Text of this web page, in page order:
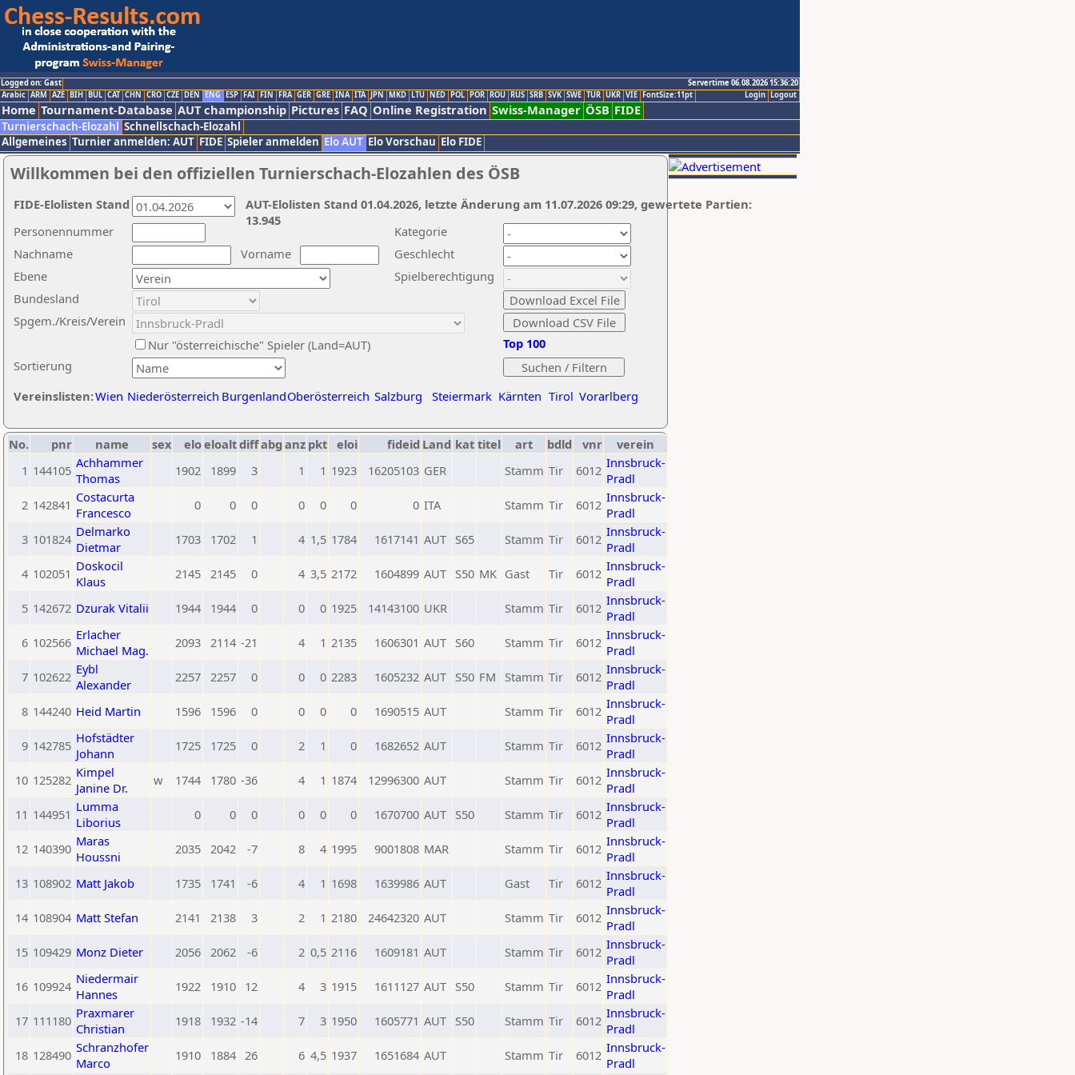
Logged on: Gast
Servertime 06.08.2026 15:36:20
Logout
Login
Arabic ARM AZE BIH BUL CAT CHN CRO CZE DEN ENG ESP FAI FIN FRA GER GRE INA ITA JPN MKD LTU NED POL POR ROU RUS SRB SVK SWE TUR UKR VIE FontSize:11pt
Home Tournament-Database AUT championship Pictures FAQ Online Registration Swiss-Manager ÖSB FIDE
Turnierschach-Elozahl Schnellschach-Elozahl
Allgemeines Turnier anmelden: AUT FIDE Spieler anmelden Elo AUT Elo Vorschau Elo FIDE
Willkommen bei den offiziellen Turnierschach-Elozahlen des ÖSB
Nachname
Vorname
Ebene
Kategorie
Sortierung
Personennummer
Bundesland
Spgem./Kreis/Verein
Geschlecht
Nur "österreichische" Spieler (Land=AUT)
Spielberechtigung
Vereinslisten:Wien Niederösterreich BurgenlandOberösterreich Salzburg Steiermark Kärnten Tirol Vorarlberg
Top 100
AUT-Elolisten Stand 01.04.2026, letzte Änderung am 11.07.2026 09:29, gewertete Partien:
13.945
FIDE-Elolisten Stand
No. pnr name sex eloeloaltdiffabg anz pkt eloi fideid Land kat titel art bdld vnr
verein
1 144105 Achhammer
Thomas
1902 1899 3 1 1 1923 16205103 GER Stamm Tir 6012 Innsbruck-
Pradl
2 142841 Costacurta
Francesco
0 0 0 0 0 0 0 ITA Stamm Tir 6012 Innsbruck-
Pradl
3 101824 Delmarko
Dietmar
1703 1702 1 4 1,5 1784 1617141 AUT S65 Stamm Tir 6012 Innsbruck-
Pradl
4 102051 Doskocil
Klaus
2145 2145 0 4 3,5 2172 1604899 AUT S50 MK Gast Tir 6012 Innsbruck-
Pradl
5 142672 Dzurak Vitalii 1944 1944 0 0 0 1925 14143100 UKR Stamm Tir 6012 Innsbruck-
Pradl
6 102566 Erlacher
Michael Mag.
2093 2114 -21 4 1 2135 1606301 AUT S60 Stamm Tir 6012 Innsbruck-
Pradl
7 102622 Eybl
Alexander
2257 2257 0 0 0 2283 1605232 AUT S50 FM Stamm Tir 6012 Innsbruck-
Pradl
8 144240 Heid Martin 1596 1596 0 0 0 0 1690515 AUT Stamm Tir 6012 Innsbruck-
Pradl
9 142785 Hofstädter
Johann
1725 1725 0 2 1 0 1682652 AUT Stamm Tir 6012 Innsbruck-
Pradl
10 125282 Kimpel
Janine Dr.
w 1744 1780 -36 4 1 1874 12996300 AUT Stamm Tir 6012 Innsbruck-
Pradl
11 144951 Lumma
Liborius
0 0 0 0 0 0 1670700 AUT S50 Stamm Tir 6012 Innsbruck-
Pradl
12 140390 Maras
Houssni
2035 2042 -7 8 4 1995 9001808 MAR Stamm Tir 6012 Innsbruck-
Pradl
13 108902 Matt Jakob 1735 1741 -6 4 1 1698 1639986 AUT Gast Tir 6012 Innsbruck-
Pradl
14 108904 Matt Stefan 2141 2138 3 2 1 2180 24642320 AUT Stamm Tir 6012 Innsbruck-
Pradl
15 109429 Monz Dieter 2056 2062 -6 2 0,5 2116 1609181 AUT Stamm Tir 6012 Innsbruck-
Pradl
16 109924 Niedermair
Hannes
1922 1910 12 4 3 1915 1611127 AUT S50 Stamm Tir 6012 Innsbruck-
Pradl
17 111180 Praxmarer
Christian
1918 1932 -14 7 3 1950 1605771 AUT S50 Stamm Tir 6012 Innsbruck-
Pradl
18 128490 Schranzhofer
Marco
1910 1884 26 6 4,5 1937 1651684 AUT Stamm Tir 6012 Innsbruck-
Pradl